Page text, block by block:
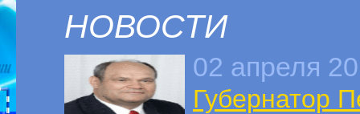
НОВОСТИ
02 апреля
Губернатор